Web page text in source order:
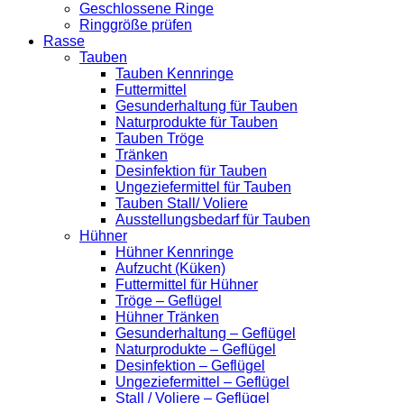
Geschlossene Ringe
Ringgröße prüfen
Rasse
Tauben
Tauben Kennringe
Futtermittel
Gesunderhaltung für Tauben
Naturprodukte für Tauben
Tauben Tröge
Tränken
Desinfektion für Tauben
Ungeziefermittel für Tauben
Tauben Stall/ Voliere
Ausstellungsbedarf für Tauben
Hühner
Hühner Kennringe
Aufzucht (Küken)
Futtermittel für Hühner
Tröge – Geflügel
Hühner Tränken
Gesunderhaltung – Geflügel
Naturprodukte – Geflügel
Desinfektion – Geflügel
Ungeziefermittel – Geflügel
Stall / Voliere – Geflügel